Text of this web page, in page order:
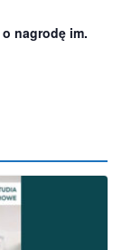
nagrodę im.